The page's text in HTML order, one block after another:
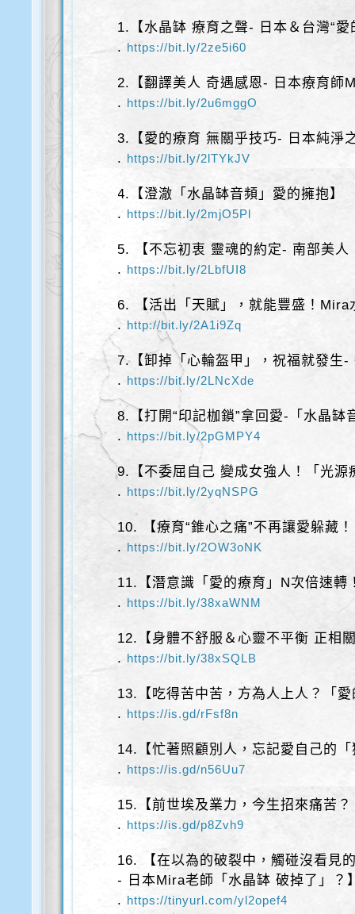
1.【水晶缽 療育之聲- 日本＆台灣“愛
. https://bit.ly/2ze5i60
2.【翻譯美人 奇遇感恩- 日本療育師
. https://bit.ly/2u6mggO
3.【愛的療育 無關乎技巧- 日本純淨
. https://bit.ly/2lTYkJV
4.【澄澈「水晶缽音頻」愛的擁抱】
. https://bit.ly/2mjO5Pl
5. 【不忘初衷 靈魂的約定- 南部美人
. https://bit.ly/2LbfUI8
6. 【活出「天賦」，就能豐盛！Mira
. http://bit.ly/2A1i9Zq
7.【卸掉「心輪盔甲」，祝福就發生-
. https://bit.ly/2LNcXde
8.【打開“印記枷鎖”拿回愛-「水晶缽
. https://bit.ly/2pGMPY4
9.【不委屈自己 變成女強人！「光源
. https://bit.ly/2yqNSPG
10. 【療育“錐心之痛”不再讓愛躲藏
. https://bit.ly/2OW3oNK
11.【潛意識「愛的療育」N次倍速轉
. https://bit.ly/38xaWNM
12.【身體不舒服＆心靈不平衡 正相
. https://bit.ly/38xSQLB
13.【吃得苦中苦，方為人上人？「
. https://is.gd/rFsf8n
14.【忙著照顧別人，忘記愛自己的
. https://is.gd/n56Uu7
15.【前世埃及業力，今生招來痛苦
. https://is.gd/p8Zvh9
16. 【在以為的破裂中，觸碰沒看見
- 日本Mira老師「水晶缽 破掉了」？
. https://tinyurl.com/yl2opef4